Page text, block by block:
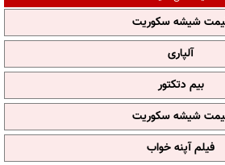
شیشه سکوریت
آلپاری
بیم دتکتور
شیشه سکوریت
فیلم آپنه خواب